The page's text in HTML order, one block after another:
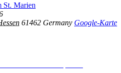
St. Marien
61462 Germany Google-Karte
und Inhalte entsperren